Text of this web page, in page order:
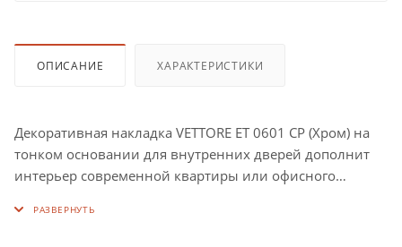
ОПИСАНИЕ ХАРАКТЕРИСТИКИ
Декоративная накладка VЕTTORE ET 0601 CP (Хром) на
тонком основании для внутренних дверей дополнит
интерьер современной квартиры или офисного